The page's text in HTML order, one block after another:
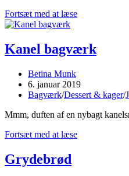
Fortsæt med at læseTsoureki
Kanel bagværk
Post
author:
Betina Munk
Post
published:
6. januar 2019
Post
Bagværk/Dessert & kager/
Mmm, duften af en nybagt
Fortsæt med at læseKanel
Grydebrød